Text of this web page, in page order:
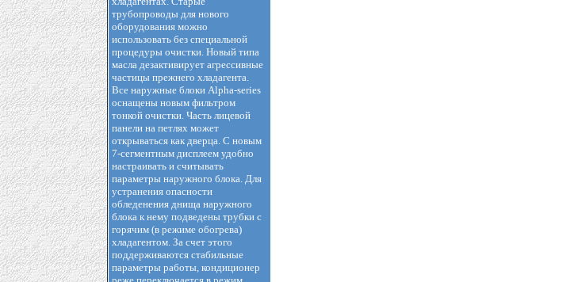
трубопроводы для нового
оборудования можно
использовать без специальной
процедуры очистки. Новый типа
масла дезактивирует агрессивные
частицы прежнего хладагента.
Все наружные блоки Alpha-series
оснащены новым фильтром
тонкой очистки. Часть лицевой
панели на петлях может
открываться как дверца. С новым
7-сегментным дисплеем удобно
настраивать и считывать
параметры наружного блока. Для
устранения опасности
обледенения днища наружного
блока к нему подведены трубки с
горячим (в режиме обогрева)
хладагентом. За счет этого
поддерживаются стабильные
параметры работы, кондиционер